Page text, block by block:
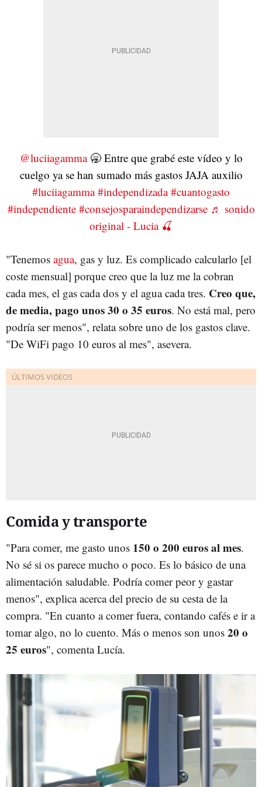
@luciiagamma🥱 Entre que grabé este vídeo y lo
cuelgo ya se han sumado más gastos JAJA auxilio
#luciiagamma #independizada #cuantogasto
#independiente #consejosparaindependizarse ♬ sonido
original - Lucia 🍒
"Tenemos agua, gas y luz. Es complicado calcularlo [el
coste mensual] porque creo que la luz me la cobran
cada mes, el gas cada dos y el agua cada tres. Creo que,
de media, pago unos 30 o 35 euros. No está mal, pero
podría ser menos", relata sobre uno de los gastos clave.
"De WiFi pago 10 euros al mes", asevera.
Comida y transporte
"Para comer, me gasto unos 150 o 200 euros al mes.
No sé si os parece mucho o poco. Es lo básico de una
alimentación saludable. Podría comer peor y gastar
menos", explica acerca del precio de su cesta de la
compra. "En cuanto a comer fuera, contando cafés e ir a
tomar algo, no lo cuento. Más o menos son unos 20 o
25 euros", comenta Lucía.